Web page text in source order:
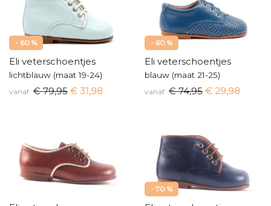
- 60 %
Eli veterschoentjes
lichtblauw (maat 19-24)
vanaf € 79,95 € 31,98
- 60 %
Eli veterschoentjes
blauw (maat 21-25)
vanaf € 74,95 € 29,98
- 70 %